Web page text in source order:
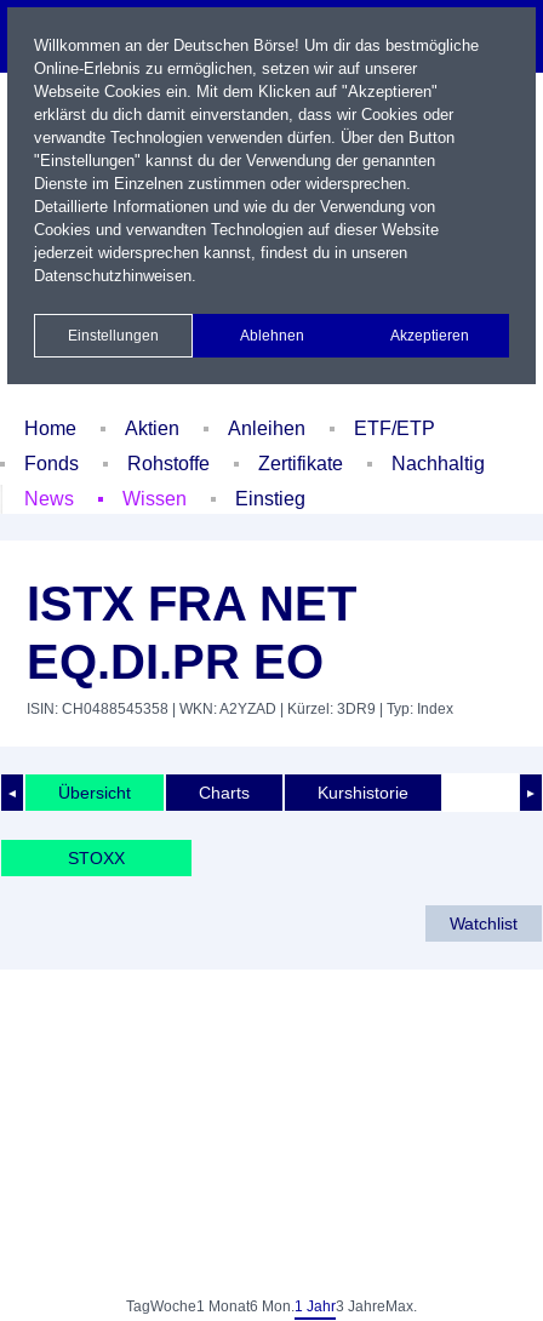
Name / WKN / ISIN / Kürzel
Xetra Realtime
Watchlist Portfolio Login
Home Aktien Anleihen
ETF/ETP
Fonds
Rohstoffe Zertifikate
Nachhaltig
News
Wissen Einstieg
ISTX FRA NET
EQ.DI.PR EO
ISIN: CH0488545358 | WKN: A2YZAD | Kürzel: 3DR9 | Typ: Index
◄ ►
Übersicht Charts Kurshistorie
STOXX
Watchlist
TagWoche1 Monat6 Mon.1 Jahr3 Jahre Max.
Willkommen an der Deutschen Börse! Um dir das bestmögliche
Online-Erlebnis zu ermöglichen, setzen wir auf unserer
Webseite Cookies ein. Mit dem Klicken auf "Akzeptieren"
erklärst du dich damit einverstanden, dass wir Cookies oder
verwandte Technologien verwenden dürfen. Über den Button
"Einstellungen" kannst du der Verwendung der genannten
Dienste im Einzelnen zustimmen oder widersprechen.
Detaillierte Informationen und wie du der Verwendung von
Cookies und verwandten Technologien auf dieser Website
jederzeit widersprechen kannst, findest du in unseren
Datenschutzhinweisen.
Einstellungen Ablehnen Akzeptieren